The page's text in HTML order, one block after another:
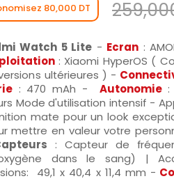
80,000 DT
Watch 5 Lite - Ecran :
: Xiaomi HyperOS (
ultérieures ) -
: 470 mAh - Autonomie:
Mode d'utilisation intensif -
mate pour un look
mettre en valeur votre
: Capteur de
dans le sang) |
49,1 x 40,4 x 11,4 mm -